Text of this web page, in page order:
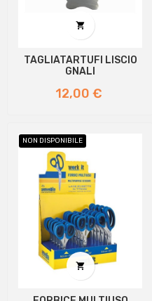

TAGLIATARTUFI LISCIO
GNALI
Prezzo
12,00 €
NON DISPONIBILE
